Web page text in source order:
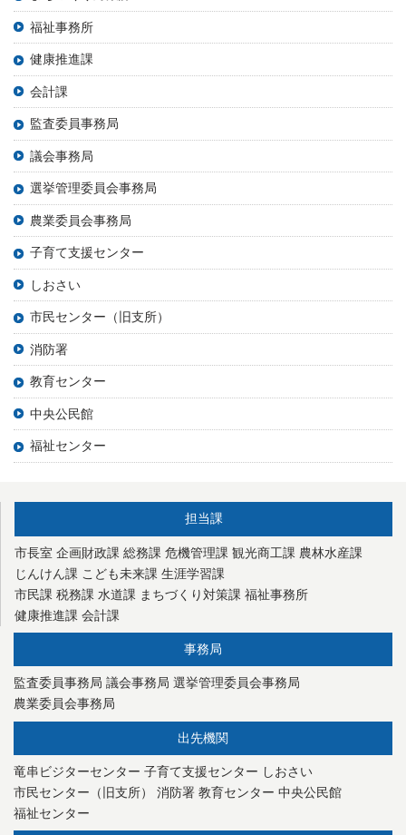
福祉事務所
健康推進課
会計課
監査委員事務局
議会事務局
選挙管理委員会事務局
農業委員会事務局
子育て支援センター
しおさい
市民センター（旧支所）
消防署
教育センター
中央公民館
福祉センター
担当課
市長室 企画財政課 総務課 危機管理課 観光商工課 農林水産課
じんけん課 こども未来課 生涯学習課
市民課 税務課 水道課 まちづくり対策課 福祉事務所
健康推進課 会計課
事務局
監査委員事務局 議会事務局 選挙管理委員会事務局
農業委員会事務局
出先機関
竜串ビジターセンター 子育て支援センター しおさい
市民センター（旧支所）
消防署 教育センター 中央公民館
福祉センター